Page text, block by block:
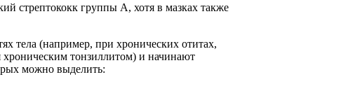
стрептококк группы А, хотя в мазках также
тела (например, при хронических отитах,
хроническим тонзиллитом) и начинают
можно выделить: